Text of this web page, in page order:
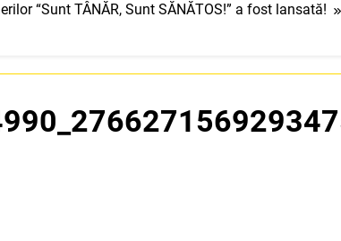
“Sunt TÂNĂR, Sunt SĂNĂTOS!” a fost lansată!